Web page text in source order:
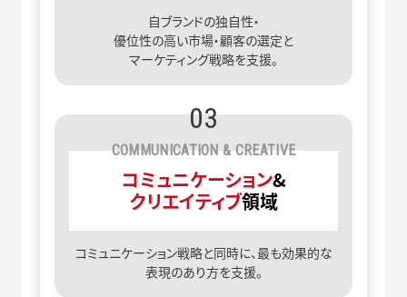
自ブランドの独自性・
優位性の高い市場・顧客の選定と
マーケティング戦略を支援。
03
COMMUNICATION & CREATIVE
コミュニケーション&
クリエイティブ領域
コミュニケーション戦略と同時に、最も効果的な
表現のあり方を支援。